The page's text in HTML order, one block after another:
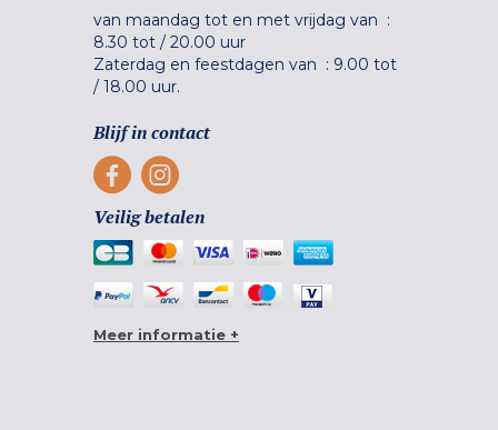
van maandag tot en met vrijdag van :
8.30 tot / 20.00 uur
Zaterdag en feestdagen van : 9.00 tot
/ 18.00 uur.
Blijf in contact
Veilig betalen
Meer informatie +